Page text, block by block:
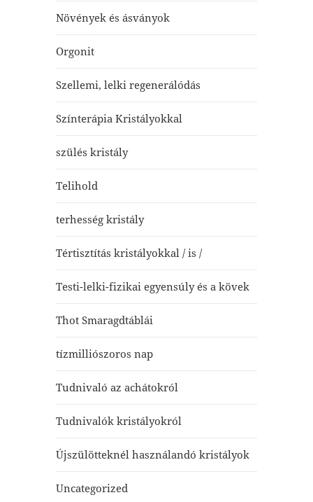
Növények és ásványok
Orgonit
Szellemi, lelki regenerálódás
Színterápia Kristályokkal
szülés kristály
Telihold
terhesség kristály
Tértisztítás kristályokkal / is /
Testi-lelki-fizikai egyensúly és a kövek
Thot Smaragdtáblái
tízmilliószoros nap
Tudnivaló az achátokról
Tudnivalók kristályokról
Újszülötteknél használandó kristályok
Uncategorized